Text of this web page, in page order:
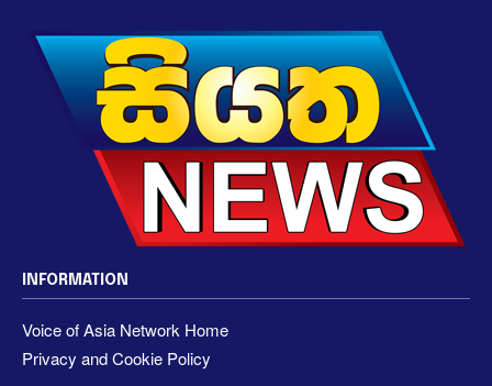
INFORMATION
Voice of Asia Network Home
Privacy and Cookie Policy